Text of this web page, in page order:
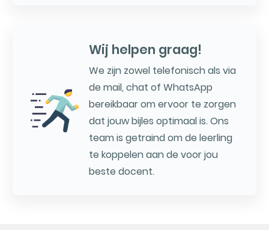
Wij helpen graag!
We zijn zowel telefonisch als via
de mail, chat of WhatsApp
bereikbaar om ervoor te zorgen
dat jouw bijles optimaal is. Ons
team is getraind om de leerling
te koppelen aan de voor jou
beste docent.